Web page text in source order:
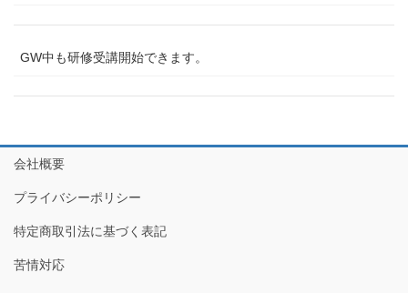
GW中も研修受講開始できます。
会社概要
プライバシーポリシー
特定商取引法に基づく表記
苦情対応